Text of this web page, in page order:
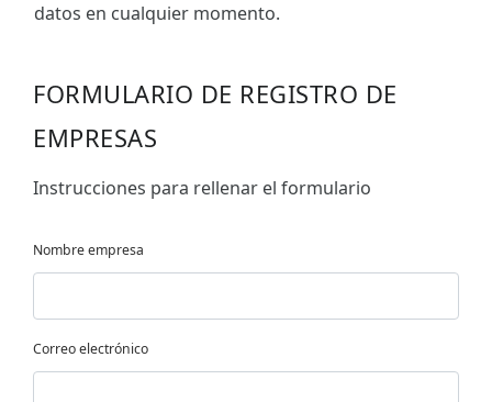
datos en cualquier momento.
FORMULARIO DE REGISTRO DE
EMPRESAS
Instrucciones para rellenar el formulario
Nombre empresa
Correo electrónico